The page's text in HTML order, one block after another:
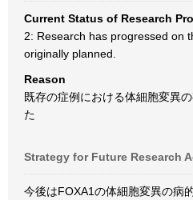
Current Status of Research
2: Research has progressed on
originally planned.
Reason
既存の症例における体細胞変異
た
Strategy for Future Research
今後はFOXA1の体細胞変異の病